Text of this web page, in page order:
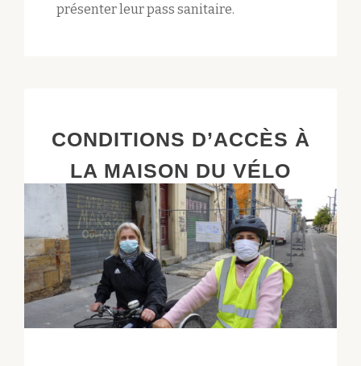
présenter leur pass sanitaire.
CONDITIONS D’ACCÈS À
LA MAISON DU VÉLO